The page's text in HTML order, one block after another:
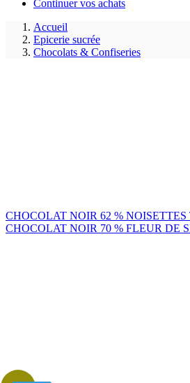
Continuer vos achats
Accueil
Epicerie sucrée
Chocolats & Confiseries
CHOCOLAT NOIR 62 % NOISETTES
CHOCOLAT NOIR 70 % FLEUR DE